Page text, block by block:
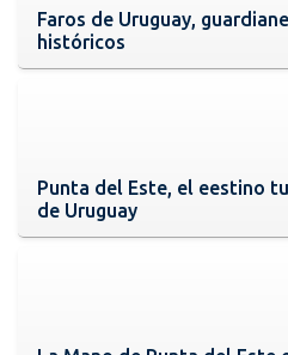
Faros de Uruguay,
históricos
Punta del Este, el eestino
de Uruguay